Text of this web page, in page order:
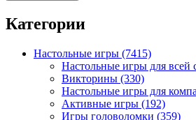
Категории
Настольные игры (7415)
Настольные игры для всей
Викторины (330)
Настольные игры для
Активные игры (192)
Игры головоломки (359)